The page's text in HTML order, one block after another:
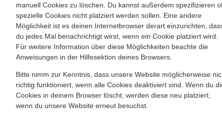
manuell Cookies zu löschen. Du kannst außerdem spezifizieren
spezielle Cookies nicht platziert werden sollen. Eine andere
Möglichkeit ist es deinen Internetbrowser derart einzurichten,
du jedes Mal benachrichtigt wirst, wenn ein Cookie platziert wird.
Für weitere Information über diese Möglichkeiten beachte die
Anweisungen in der Hilfesektion deines Browsers.
Bitte nimm zur Kenntnis, dass unsere Website möglicherweise
richtig funktioniert, wenn alle Cookies deaktiviert sind. Wenn du
Cookies in deinem Browser löscht, werden diese neu platziert,
wenn du unsere Website erneut besuchst.